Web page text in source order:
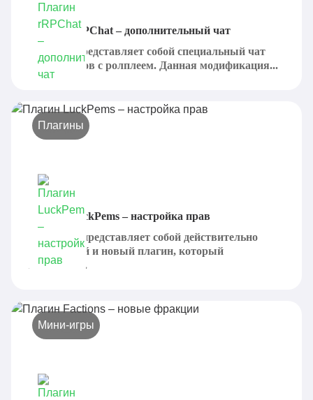
Плагин rRPChat – дополнительный чат
rRPChat представляет собой специальный чат
для серверов с ролплеем. Данная модификация...
Плагины
Плагин LuckPems – настройка прав
LuckPems представляет собой действительно
интересный и новый плагин, который
позволяет...
Мини-игры